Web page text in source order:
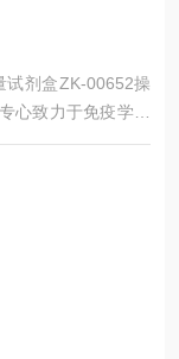
试剂盒ZK-00652操
心致力于免疫学技
的技术服务，赢得